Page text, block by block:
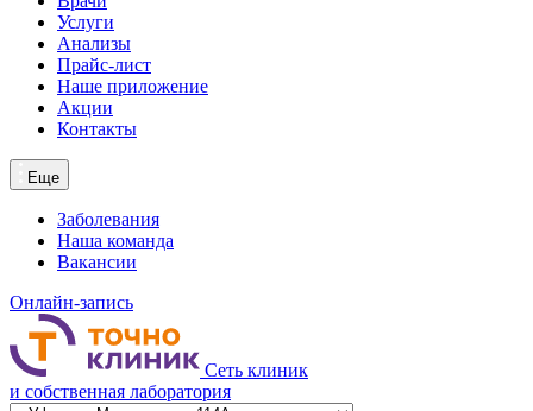
Услуги
Анализы
Прайс-лист
Наше приложение
Акции
Контакты
Еще
Заболевания
Наша команда
Вакансии
Онлайн-запись
Сеть клиник
и собственная лаборатория